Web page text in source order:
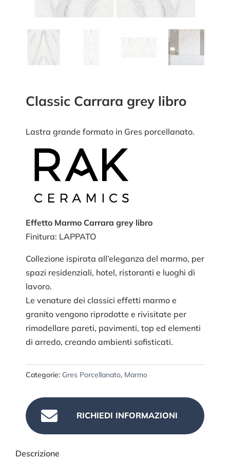
Classic Carrara grey libro
Lastra grande formato in Gres porcellanato.
Effetto Marmo Carrara grey libro
Finitura: LAPPATO
Collezione ispirata all’eleganza del marmo, per
spazi residenziali, hotel, ristoranti e luoghi di
lavoro.
Le venature dei classici effetti marmo e
granito vengono riprodotte e rivisitate per
rimodellare pareti, pavimenti, top ed elementi
di arredo, creando ambienti sofisticati.
Categorie: Gres Porcellanato, Marmo
 RICHIEDI INFORMAZIONI
Descrizione